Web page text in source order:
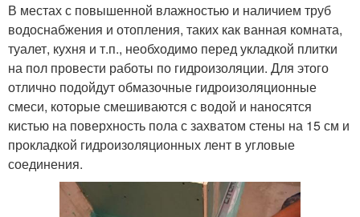
В местах с повышенной влажностью и наличием труб
водоснабжения и отопления, таких как ванная комната,
туалет, кухня и т.п., необходимо перед укладкой плитки
на пол провести работы по гидроизоляции. Для этого
отлично подойдут обмазочные гидроизоляционные
смеси, которые смешиваются с водой и наносятся
кистью на поверхность пола с захватом стены на 15 см и
прокладкой гидроизоляционных лент в угловые
соединения.